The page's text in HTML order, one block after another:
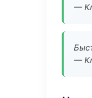
—
—